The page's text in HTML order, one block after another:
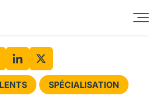
LinkedIn X SPÉCIALISATION